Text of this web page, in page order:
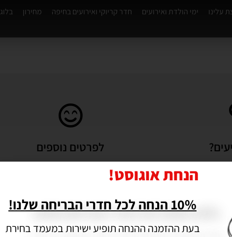
עלינו ימי הולדת ואירועים חדר קריוקי ואירועים בחיפה מחירון בלוג
לפרטים נוספים
מתאים למשפחות, חברים וימי גיבוש,
מעולה כחדרי בריחה למתחילים
חייגו עכשיו
הנחת אוגוסט!
10% הנחה לכל חדרי הבריחה שלנו!
בעת ההזמנה ההנחה תופיע ישירות במעמד בחירת